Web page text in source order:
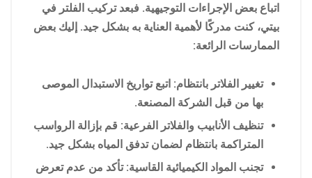
اتباع بعض الإجراءات التوجيهية. فبعد تركيب الفلتر في
بيتي، كنت مدركًا لأهمية العناية به بشكل جيد. إليك بعض
الممارسات الرائعة:
تغيير الفلاتر بانتظام: اتبع تواريخ الاستبدال الموصى
بها من قبل الشركة المصنعة.
تنظيف الأنابيب والفلاتر الفرعية: قم بإزالة الرواسب
المتراكمة بانتظام لضمان تدفق المياه بشكل جيد.
تجنب المواد الكيميائية القاسية: تأكد من عدم تعرض